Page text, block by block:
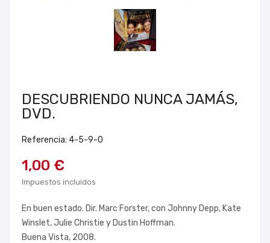
DESCUBRIENDO NUNCA JAMÁS,
DVD.
Referencia: 4-5-9-0
1,00 €
Impuestos incluidos
En buen estado. Dir. Marc Forster, con Johnny Depp, Kate
Winslet, Julie Christie y Dustin Hoffman.
Buena Vista, 2008.